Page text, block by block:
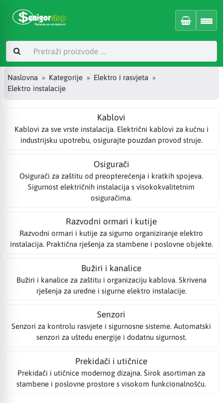
Naslovna Kategorije
Elektro i rasvjeta
Elektro instalacije
Kablovi
Kablovi za sve vrste instalacija. Električni kablovi za kućnu i
industrijsku upotrebu, osigurajte pouzdan provod struje.
Osigurači
Osigurači za zaštitu od preopterećenja i kratkih spojeva.
Sigurnost električnih instalacija s visokokvalitetnim
osiguračima.
Razvodni ormari i kutije
Razvodni ormari i kutije za sigurno organiziranje elektro
instalacija. Praktična rješenja za stambene i poslovne objekte.
Bužiri i kanalice
Bužiri i kanalice za zaštitu i organizaciju kablova. Skrivena
rješenja za uredne i sigurne elektro instalacije.
Senzori
Senzori za kontrolu rasvjete i sigurnosne sisteme. Automatski
senzori za uštedu energije i dodatnu sigurnost.
Prekidači i utičnice
Prekidači i utičnice modernog dizajna. Širok asortiman za
stambene i poslovne prostore s visokom funkcionalnošću.